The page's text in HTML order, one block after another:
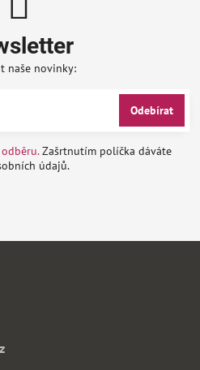
naše novinky:
Odebírat
Zašrtnutím políčka dáváte
osobních údajů.